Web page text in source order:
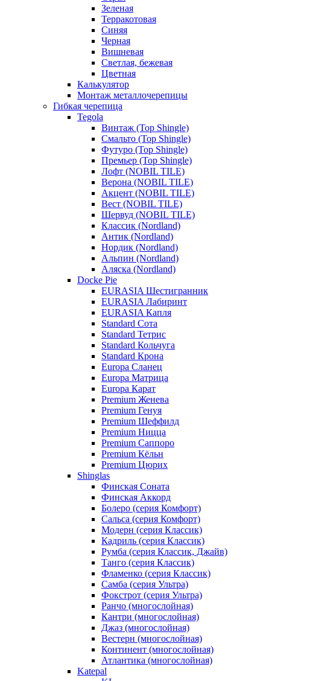
Зеленая
Терракотовая
Синяя
Черная
Вишневая
Светлая, бежевая
Цветная
Калькулятор
Монтаж металлочерепицы
Гибкая черепица
Tegola
Винтаж (Top Shingle)
Смальто (Top Shingle)
Футуро (Top Shingle)
Премьер (Top Shingle)
Лофт (NOBIL TILE)
Верона (NOBIL TILE)
Акцент (NOBIL TILE)
Вест (NOBIL TILE)
Шервуд (NOBIL TILE)
Классик (Nordland)
Антик (Nordland)
Нордик (Nordland)
Альпин (Nordland)
Аляска (Nordland)
Docke Pie
EURASIA Шестигранник
EURASIA Лабиринт
EURASIA Капля
Standard Сота
Standard Тетрис
Standard Кольчуга
Standard Крона
Europa Сланец
Europa Матрица
Europa Карат
Premium Женева
Premium Генуя
Premium Шеффилд
Premium Ницца
Premium Саппоро
Premium Кёльн
Premium Цюрих
Shinglas
Финская Соната
Финская Аккорд
Болеро (серия Комфорт)
Сальса (серия Комфорт)
Модерн (серия Классик)
Кадриль (серия Классик)
Румба (серия Классик, Джайв)
Танго (серия Классик)
Фламенко (серия Классик)
Самба (серия Ультра)
Фокстрот (серия Ультра)
Ранчо (многослойная)
Кантри (многослойная)
Джаз (многослойная)
Вестерн (многослойная)
Континент (многослойная)
Атлантика (многослойная)
Katepal